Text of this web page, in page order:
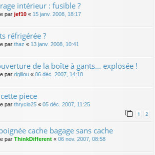
intérieur : fusible ?
par jef10 « 15 janv. 2008, 18:17
réfrigérée ?
par thaz « 13 janv. 2008, 10:41
de la boîte à gants... explosée !
par dgillou « 06 déc. 2007, 14:18
piece
par thryclo25 « 05 déc. 2007, 11:25
1 2
cache bagage sans cache
par ThinkDifferent « 06 nov. 2007, 08:58